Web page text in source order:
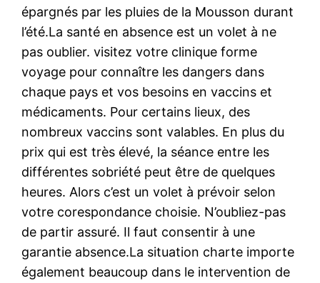
épargnés par les pluies de la Mousson durant
l’été.La santé en absence est un volet à ne
pas oublier. visitez votre clinique forme
voyage pour connaître les dangers dans
chaque pays et vos besoins en vaccins et
médicaments. Pour certains lieux, des
nombreux vaccins sont valables. En plus du
prix qui est très élevé, la séance entre les
différentes sobriété peut être de quelques
heures. Alors c’est un volet à prévoir selon
votre corespondance choisie. N’oubliez-pas
de partir assuré. Il faut consentir à une
garantie absence.La situation charte importe
également beaucoup dans le intervention de